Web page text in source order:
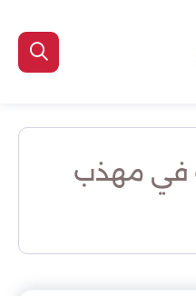
في مهذب